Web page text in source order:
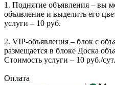
1. Поднятие объявления – вы
объявление и выделить его
услуги – 10 руб.
2. VIP-объявления – блок с
размещается в блоке Доска
Стоимость услуги – 10 руб./
Оплата